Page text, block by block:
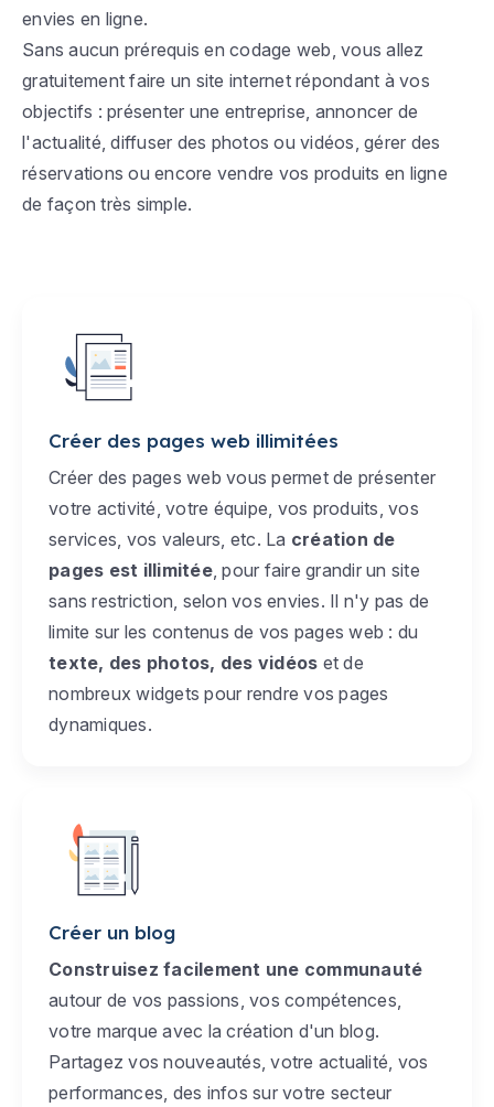
envies en ligne.
Sans aucun prérequis en codage web, vous allez
gratuitement faire un site internet répondant à vos
objectifs : présenter une entreprise, annoncer de
l'actualité, diffuser des photos ou vidéos, gérer des
réservations ou encore vendre vos produits en ligne
de façon très simple.
Créer des pages web illimitées
Créer des pages web vous permet de présenter
votre activité, votre équipe, vos produits, vos
services, vos valeurs, etc. La création de
pages est illimitée, pour faire grandir un site
sans restriction, selon vos envies. Il n'y pas de
limite sur les contenus de vos pages web : du
texte, des photos, des vidéos et de
nombreux widgets pour rendre vos pages
dynamiques.
Créer un blog
Construisez facilement une communauté
autour de vos passions, vos compétences,
votre marque avec la création d'un blog.
Partagez vos nouveautés, votre actualité, vos
performances, des infos sur votre secteur